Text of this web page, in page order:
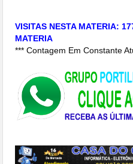
VISITAS NESTA MATERIA:
MATERIA
*** Contagem Em Constante